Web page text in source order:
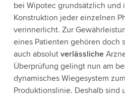
bei Wipotec grundsätzlich und
Konstruktion jeder einzelnen
verinnerlicht. Zur
eines Patienten gehören doch
auch absolut verlässliche
Überprüfung gelingt nun am
dynamisches Wiegesystem
Produktionslinie. Deshalb sind